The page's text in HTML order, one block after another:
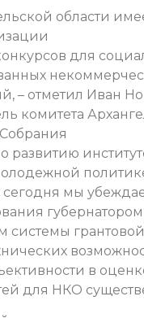
области
для
– отметил Иван
комитета
развитию
сегодня мы
системы
в
для НКО